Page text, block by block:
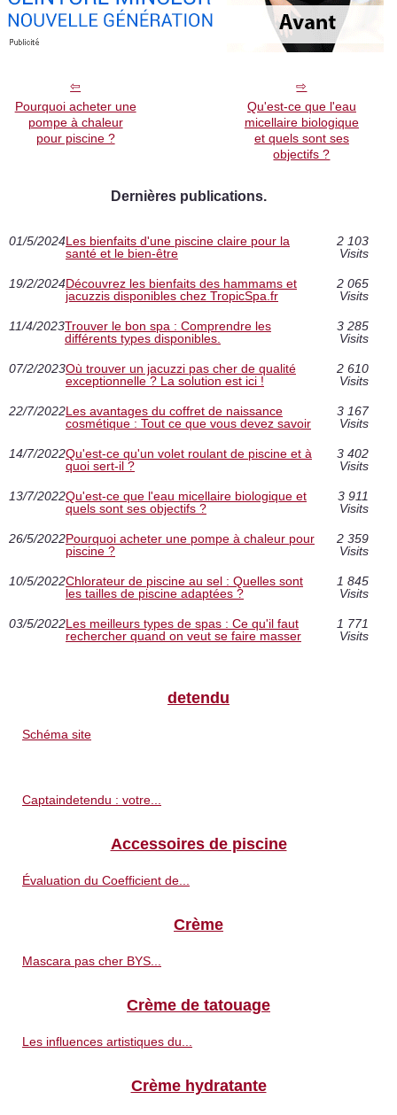
Pourquoi acheter une
pompe à chaleur
pour piscine ?
Qu'est-ce que l'eau
micellaire biologique
et quels sont ses
objectifs ?
Dernières publications.
01/5/2024Les bienfaits d'une piscine claire pour la
santé et le bien-être
2 103
Visits
19/2/2024Découvrez les bienfaits des hammams et
jacuzzis disponibles chez TropicSpa.fr
2 065
Visits
11/4/2023Trouver le bon spa : Comprendre les
différents types disponibles.
3 285
Visits
07/2/2023Où trouver un jacuzzi pas cher de qualité
exceptionnelle ? La solution est ici !
2 610
Visits
22/7/2022Les avantages du coffret de naissance
cosmétique : Tout ce que vous devez savoir
3 167
Visits
14/7/2022Qu'est-ce qu'un volet roulant de piscine et à
quoi sert-il ?
3 402
Visits
13/7/2022Qu'est-ce que l'eau micellaire biologique et
quels sont ses objectifs ?
3 911
Visits
26/5/2022Pourquoi acheter une pompe à chaleur pour
piscine ?
2 359
Visits
10/5/2022Chlorateur de piscine au sel : Quelles sont
les tailles de piscine adaptées ?
1 845
Visits
03/5/2022Les meilleurs types de spas : Ce qu'il faut
rechercher quand on veut se faire masser
1 771
Visits
detendu
Schéma site
Captaindetendu : votre...
Accessoires de piscine
Évaluation du Coefficient de...
Crème
Mascara pas cher BYS...
Crème de tatouage
Les influences artistiques du...
Crème hydratante